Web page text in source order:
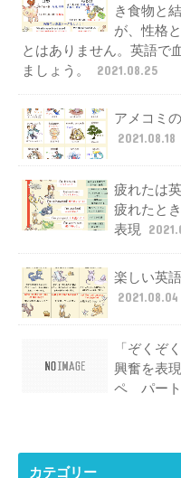
き食物と
が、性格
とはありません。英語で
ましょう。
2021.08.25
アメコミ
2021.08.18
疲れたは
疲れたと
表現
楽しい英
2021.08.04
「ぞくぞ
興奮を表
ペ パート
カテゴリー